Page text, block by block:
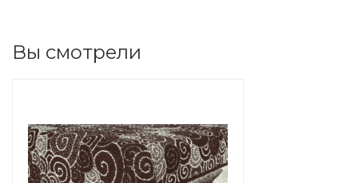
Вы смотрели